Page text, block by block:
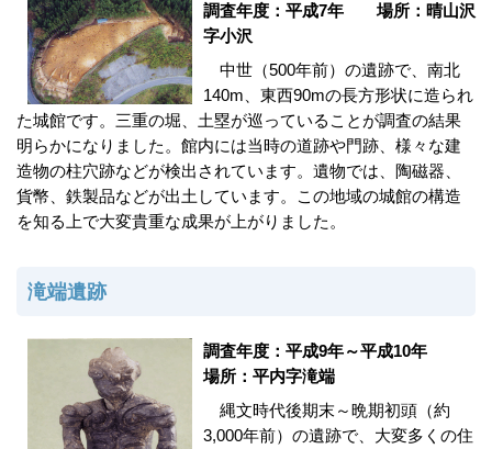
調査年度：平成7年 場所：晴山沢
字小沢
中世（500年前）の遺跡で、南北
140m、東西90mの長方形状に造られ
た城館です。三重の堀、土塁が巡っていることが調査の結果
明らかになりました。館内には当時の道跡や門跡、様々な建
造物の柱穴跡などが検出されています。遺物では、陶磁器、
貨幣、鉄製品などが出土しています。この地域の城館の構造
を知る上で大変貴重な成果が上がりました。
滝端遺跡
調査年度：平成9年～平成10年
場所：平内字滝端
縄文時代後期末～晩期初頭（約
3,000年前）の遺跡で、大変多くの住